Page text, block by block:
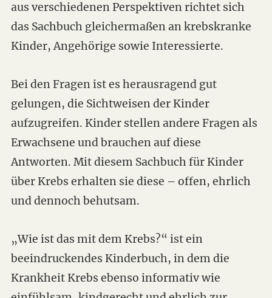
aus verschiedenen Perspektiven richtet sich
das Sachbuch gleichermaßen an krebskranke
Kinder, Angehörige sowie Interessierte.
Bei den Fragen ist es herausragend gut
gelungen, die Sichtweisen der Kinder
aufzugreifen. Kinder stellen andere Fragen als
Erwachsene und brauchen auf diese
Antworten. Mit diesem Sachbuch für Kinder
über Krebs erhalten sie diese – offen, ehrlich
und dennoch behutsam.
„Wie ist das mit dem Krebs?“ ist ein
beeindruckendes Kinderbuch, in dem die
Krankheit Krebs ebenso informativ wie